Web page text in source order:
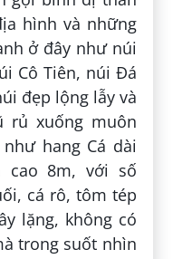
hình và những
ở đây như núi
Cô Tiên, núi Đá
đẹp lộng lẫy và
rủ xuống muôn
hang Cá dài
cao 8m, với số
cá rô, tôm tép
lặng, không có
trong suốt nhìn